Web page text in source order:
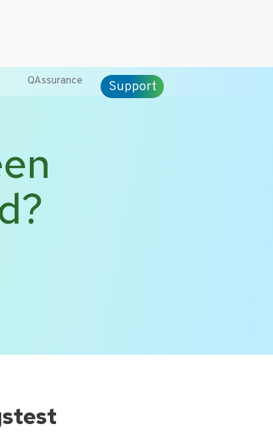
QAssurance Support